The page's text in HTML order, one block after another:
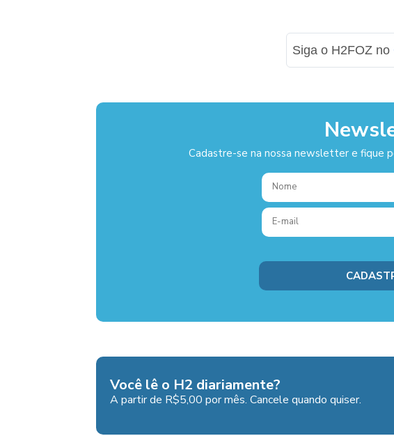
Siga o H2FOZ no
Cadastre-se na nossa newsletter e fique
Você lê o H2 diariamente?
A partir de R$5,00 por mês. Cancele quando quiser.